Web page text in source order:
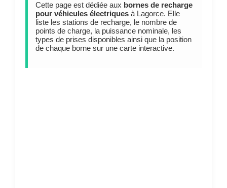
Cette page est dédiée aux bornes de recharge
pour véhicules électriquesà Lagorce. Elle
liste les stations de recharge, le nombre de
points de charge, la puissance nominale, les
types de prises disponibles ainsi que la position
de chaque borne sur une carte interactive.